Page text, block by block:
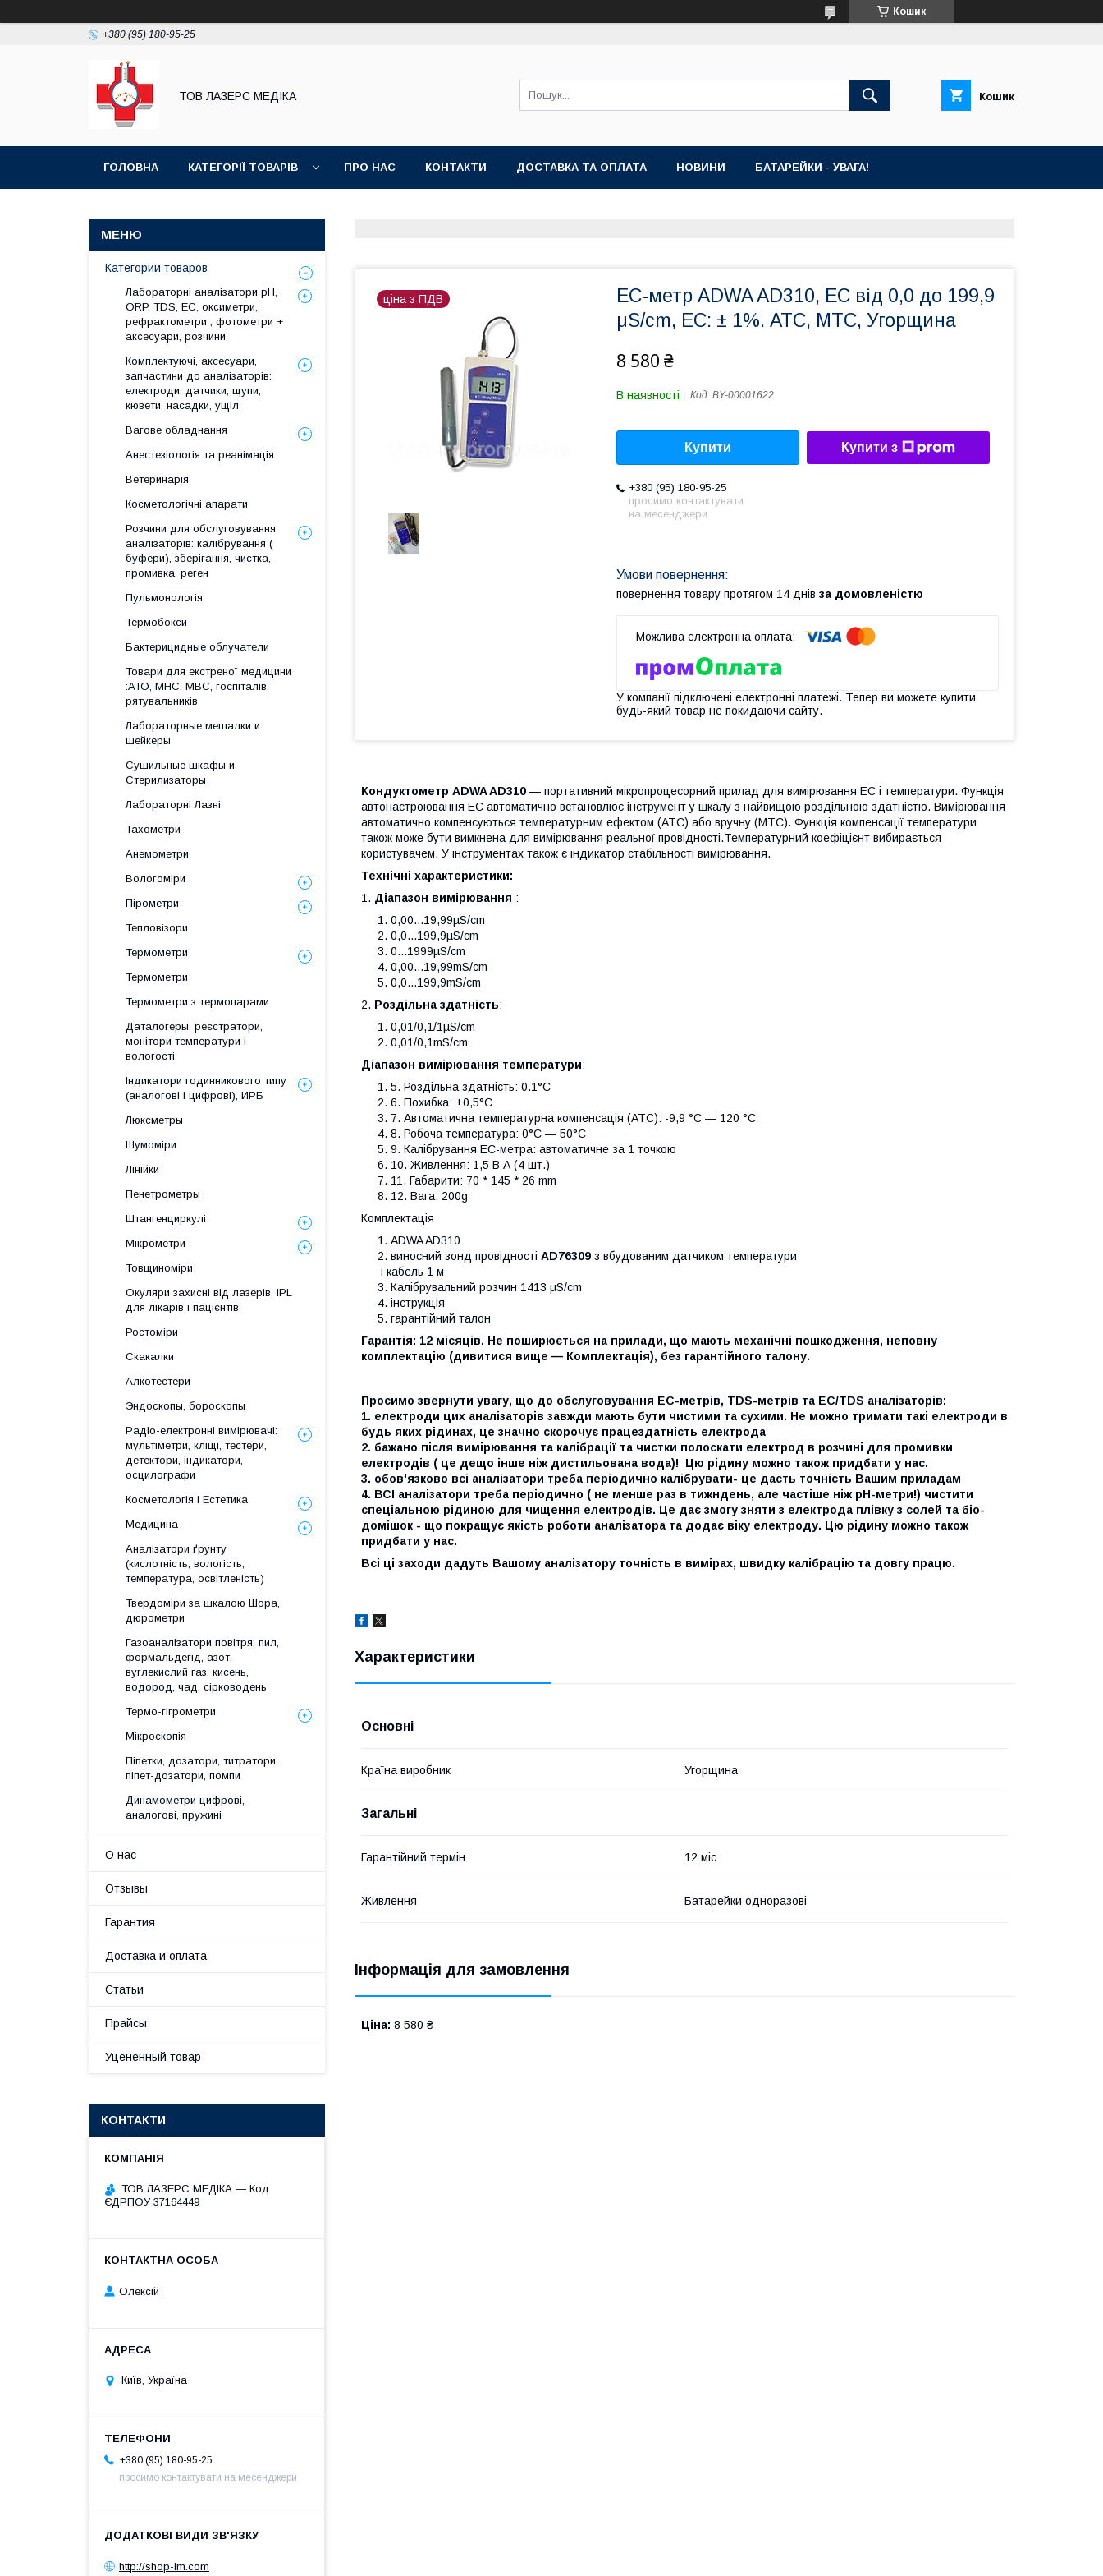
Кошик
+380 (95) 180-95-25
ТОВ ЛАЗЕРС МЕДІКА Кошик
ГОЛОВНА КАТЕГОРІЇ ТОВАРІВ ПРО НАС КОНТАКТИ ДОСТАВКА ТА ОПЛАТА НОВИНИ БАТАРЕЙКИ - УВАГА!
ціна з ПДВ
EC-метр ADWA AD310, ЕС від 0,0 до 199,9
μS/cm, EC: ± 1%. АТС, МТС, Угорщина
8 580 ₴
В наявності Код: BY-00001622
Купити Купити з
+380 (95) 180-95-25
просимо контактувати
на месенджери
повернення товару протягом 14 днів за домовленістю
У компанії підключені електронні платежі. Тепер ви можете купити
будь-який товар не покидаючи сайту.
Кондуктометр ADWA AD310 — портативний мікропроцесорний прилад для вимірювання EC і температури. Функція
автонастроювання EC автоматично встановлює інструмент у шкалу з найвищою роздільною здатністю. Вимірювання
автоматично компенсуються температурним ефектом (ATC) або вручну (MTC). Функція компенсації температури
також може бути вимкнена для вимірювання реальної провідності.Температурний коефіцієнт вибирається
користувачем. У інструментах також є індикатор стабільності вимірювання.
Технічні характеристики:
1. Діапазон вимірювання :
0,00...19,99µS/cm
0,0...199,9µS/cm
0...1999µS/cm
0,00...19,99mS/cm
0,0...199,9mS/cm
2. Роздільна здатність:
0,01/0,1/1µS/cm
0,01/0,1mS/cm
Діапазон вимірювання температури:
5. Роздільна здатність: 0.1°C
6. Похибка: ±0,5°C
7. Автоматична температурна компенсація (АТС): -9,9 °C ― 120 °C
8. Робоча температура: 0°C ― 50°C
9. Калібрування EC-метра: автоматичне за 1 точкою
10. Живлення: 1,5 В А (4 шт.)
11. Габарити: 70 * 145 * 26 mm
12. Вага: 200g
Комплектація
ADWA AD310
виносний зонд провідності AD76309 з вбудованим датчиком температури
і кабель 1 м
Калібрувальний розчин 1413 µS/cm
інструкція
гарантійний талон
Гарантія: 12 місяців. Не поширюється на прилади, що мають механічні пошкодження, неповну
комплектацію (дивитися вище — Комплектація), без гарантійного талону.
Просимо звернути увагу, що до обслуговування EC-метрів, TDS-метрів та EC/TDS аналізаторів:
1. електроди цих аналізаторів завжди мають бути чистими та сухими. Не можно тримати такі електроди в
будь яких рідинах, це значно скорочує працездатність електрода
2. бажано після вимірювання та калібрації та чистки полоскати електрод в розчині для промивки
електродів ( це дещо інше ніж дистильована вода)! Цю рідину можно також придбати у нас.
3. обов'язково всі аналізатори треба періодично калібрувати- це дасть точність Вашим приладам
4. ВСІ аналізатори треба періодично ( не менше раз в тижндень, але частіше ніж рН-метри!) чистити
спеціальною рідиною для чищення електродів. Це дає змогу зняти з електрода плівку з солей та біо-
домішок - що покращує якість роботи аналізатора та додає віку електроду. Цю рідину можно також
придбати у нас.
Всі ці заходи дадуть Вашому аналізатору точність в вимірах, швидку калібрацію та довгу працю.
Характеристики
Основні
Країна виробник Угорщина
Загальні
Гарантійний термін 12 міс
Живлення Батарейки одноразові
Інформація для замовлення
Ціна: 8 580 ₴
Категории товаров
Лабораторні аналізатори pH,
ORP, TDS, EC, оксиметри,
рефрактометри , фотометри +
аксесуари, розчини
Комплектуючі, аксесуари,
запчастини до аналізаторів:
електроди, датчики, щупи,
кювети, насадки, ущіл
Вагове обладнання
Анестезіологія та реанімація
Ветеринарія
Косметологічні апарати
Розчини для обслуговування
аналізаторів: калібрування (
буфери), зберігання, чистка,
промивка, реген
Пульмонологія
Термобокси
Бактерицидные облучатели
Товари для екстреної медицини
:АТО, МНС, МВС, госпіталів,
рятувальників
Лабораторные мешалки и
шейкеры
Сушильные шкафы и
Стерилизаторы
Лабораторні Лазні
Тахометри
Анемометри
Вологоміри
Пірометри
Тепловізори
Термометри
Термометри
Термометри з термопарами
Даталогеры, реєстратори,
монітори температури і
вологості
Індикатори годинникового типу
(аналогові і цифрові), ИРБ
Люксметры
Шумоміри
Лінійки
Пенетрометры
Штангенциркулі
Мікрометри
Товщиноміри
Окуляри захисні від лазерів, IPL
для лікарів і пацієнтів
Ростоміри
Скакалки
Алкотестери
Эндоскопы, бороскопы
Радіо-електронні вимірювачі:
мультіметри, кліщі, тестери,
детектори, індикатори,
осцилографи
Косметологія і Естетика
Медицина
Аналізатори ґрунту
(кислотність, вологість,
температура, освітленість)
Твердоміри за шкалою Шора,
дюрометри
Газоаналізатори повітря: пил,
формальдегід, азот,
вуглекислий газ, кисень,
водород, чад, сірководень
Термо-гігрометри
Мікроскопія
Піпетки, дозатори, титратори,
піпет-дозатори, помпи
Динамометри цифрові,
аналогові, пружині
О нас
Отзывы
Гарантия
Доставка и оплата
Статьи
Прайсы
Уцененный товар
КОНТАКТИ
ТОВ ЛАЗЕРС МЕДІКА — Код
ЄДРПОУ 37164449
Олексій
Київ, Україна
+380 (95) 180-95-25
просимо контактувати на месенджери
http://shop-lm.com